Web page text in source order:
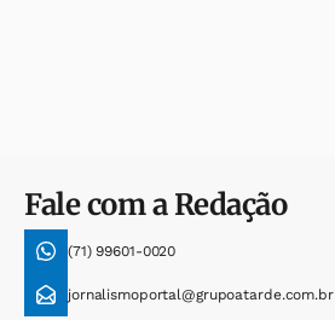
Fale com a Redação
(71) 99601-0020
jornalismoportal@grupoatarde.com.br